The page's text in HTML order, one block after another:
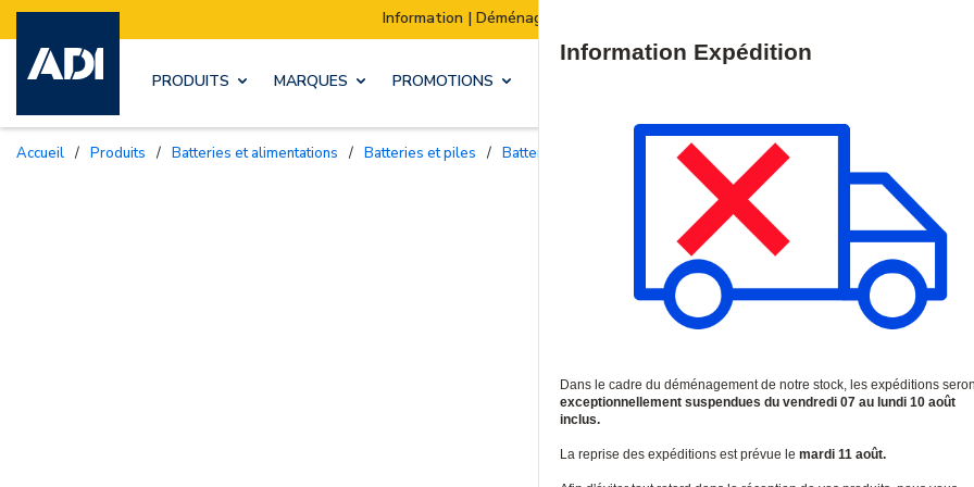
Information | Déménagement de notre stock : Les expéditions seront suspendues du 07 au 10 août
PRODUITS MARQUES PROMOTIONS
Accueil / Produits / Batteries et alimentations / Batteries et piles / Batteries et piles